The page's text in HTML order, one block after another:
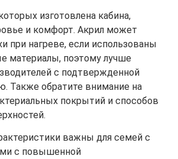
изготовлена кабина,
и комфорт. Акрил может
при нагреве, если использованы
материалы, поэтому лучше
с подтвержденной
Также обратите внимание на
покрытий и способов
важны для семей с
с повышенной